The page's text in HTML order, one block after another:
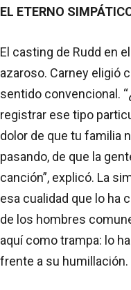
EL ETERNO
El casting de Rudd en
azaroso. Carney eligió
sentido convencional.
registrar ese tipo
dolor de que tu familia
pasando, de que la
canción”, explicó. La
esa cualidad que lo ha
de los hombres
aquí como trampa: lo
frente a su humillación.